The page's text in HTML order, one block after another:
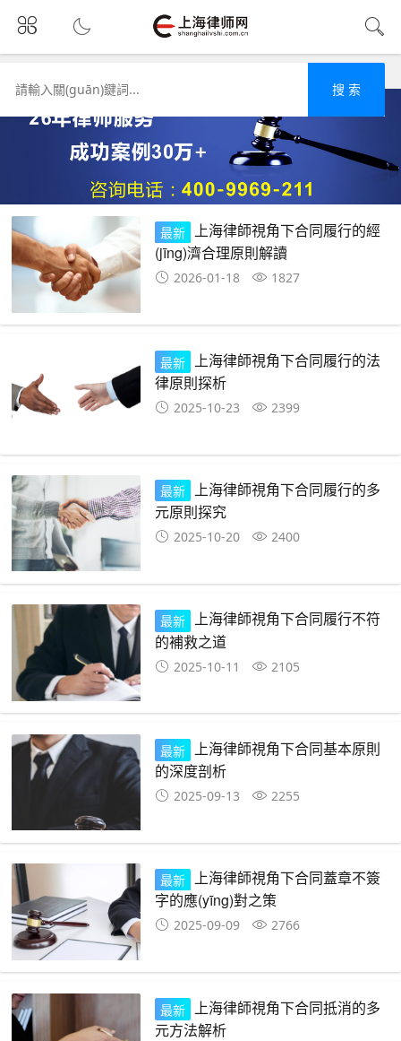
搜 索
最新 上海律師視角下合同履行的經
(jīng)濟合理原則解讀
2026-01-18 1827
最新
上海律師視角下合同履行的法
律原則探析
2025-10-23 2399
最新 上海律師視角下合同履行的多
元原則探究
2025-10-20 2400
最新 上海律師視角下合同履行不符
的補救之道
2025-10-11 2105
最新 上海律師視角下合同基本原則
的深度剖析
2025-09-13 2255
最新 上海律師視角下合同蓋章不簽
字的應(yīng)對之策
2025-09-09 2766
最新
上海律師視角下合同抵消的多
元方法解析